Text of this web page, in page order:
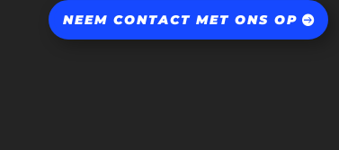
NEEM CONTACT MET ONS OP